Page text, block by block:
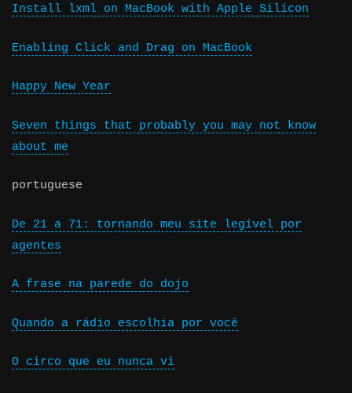
Install lxml on MacBook with Apple Silicon
Enabling Click and Drag on MacBook
Happy New Year
Seven things that probably you may not know
about me
portuguese
De 21 a 71: tornando meu site legível por
agentes
A frase na parede do dojo
Quando a rádio escolhia por você
O circo que eu nunca vi